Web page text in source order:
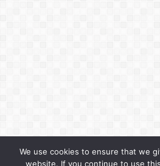
We use cookies to ensure that we
website. If you continue to use